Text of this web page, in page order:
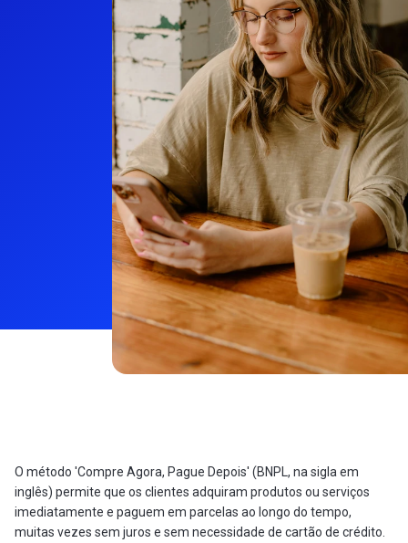
O método 'Compre Agora, Pague Depois' (BNPL, na sigla em
inglês) permite que os clientes adquiram produtos ou serviços
imediatamente e paguem em parcelas ao longo do tempo,
muitas vezes sem juros e sem necessidade de cartão de crédito.